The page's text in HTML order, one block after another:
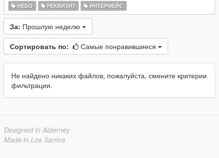
НЕБО
РЕКВИЗИТ ИНТЕРФЕЙС
За: Прошлую неделю
Сортировать по: Самые понравившиеся
Не найдено никаких файлов, пожалуйста, смените критерии
фильтрации.
Designed in Alderney
Made in Los Santos